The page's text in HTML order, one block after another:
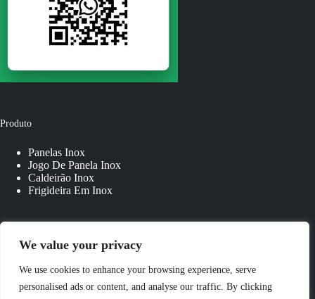
We value your privacy
We use cookies to enhance your browsing experience, serve
personalised ads or content, and analyse our traffic. By clicking
Produto
Panelas Inox
Jogo De Panela Inox
Caldeirão Inox
Frigideira Em Inox
Sobre Nós
Panelas Personalizadas